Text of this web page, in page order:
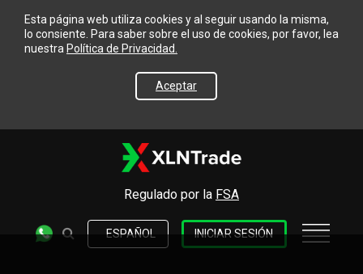
Esta página web utiliza cookies y al seguir usando la misma,
lo consiente. Para saber sobre el uso de cookies, por favor, lea
nuestra Política de Privacidad.
Aceptar
Regulado por la FSA
ESPAÑOL INICIAR SESIÓN